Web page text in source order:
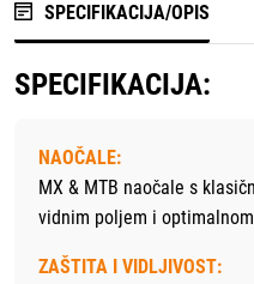
SPECIFIKACIJA/OPIS
SPECIFIKACIJA:
NAOČALE:
MX & MTB naočale s
vidnim poljem i
ZAŠTITA I VIDLJIVOST: